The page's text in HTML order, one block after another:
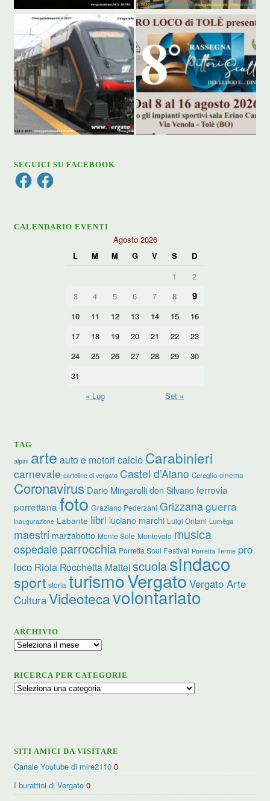
SEGUICI SU FACEBOOK
FacebookFacebook
CALENDARIO EVENTI
Agosto 2026
L
M M G V S
D
1
2
3
4 5 6 7 8 9
10 11 12 13 14 15
16
17
18 19 20 21 22
23
24
25 26 27 28 29
30
31
« Lug
Set »
TAG
alpini arte auto e motori calcio Carabinieri
carnevale cartoline di vergato Castel d’Aiano Cereglio cinema
Coronavirus Dario Mingarelli don Silvano ferrovia
porrettana foto Graziano Pederzani Grizzanaguerra
inaugurazione Labante libri luciano marchi Luigi Ontani Lumèga
maestri marzabotto Monte Sole Montovolo musica
ospedale parrocchia Porretta Soul Festival Porretta Terme pro
loco Riola Rocchetta Matteiscuolasindaco
sport storia turismoVergato Vergato Arte
CulturaVideotecavolontariato
ARCHIVIO
Archivio
RICERCA PER CATEGORIE
Ricerca
SITI AMICI DA VISITARE
Canale Youtube di mire2110 0
I burattini di Vergato 0